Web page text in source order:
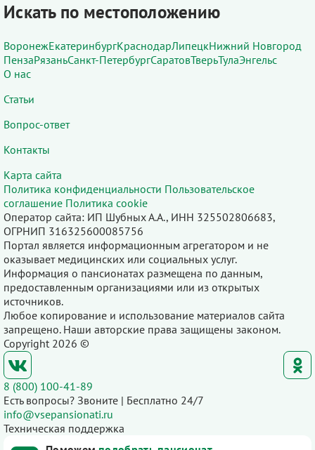
Искать по местоположению
ВоронежЕкатеринбургКраснодарЛипецкНижний Новгород
ПензаРязаньСанкт-ПетербургСаратовТверьТулаЭнгельс
О нас
Статьи
Вопрос-ответ
Контакты
Карта сайта
Политика конфиденциальности Пользовательское
соглашение Политика cookie
Оператор сайта: ИП Шубных А.А., ИНН 325502806683,
ОГРНИП 316325600085756
Портал является информационным агрегатором и не
оказывает медицинских или социальных услуг.
Информация о пансионатах размещена по данным,
предоставленным организациями или из открытых
источников.
Любое копирование и использование материалов сайта
запрещено. Наши авторские права защищены законом.
Copyright 2026 ©
8 (800) 100-41-89
Есть вопросы? Звоните | Бесплатно 24/7
info@vsepansionati.ru
Техническая поддержка